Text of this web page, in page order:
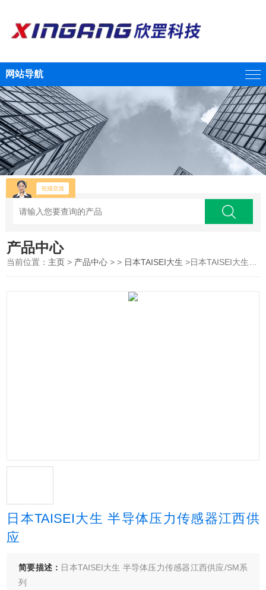
网站导航
产品中心
当前位置： 主页 > 产品中心 > > 日本TAISEI大生 >日本TAISEI大生 半导体压力传感器江西供应
日本TAISEI大生 半导体压力传感器江西供
应
简要描述： 日本TAISEI大生 半导体压力传感器江西供应/SM系
列